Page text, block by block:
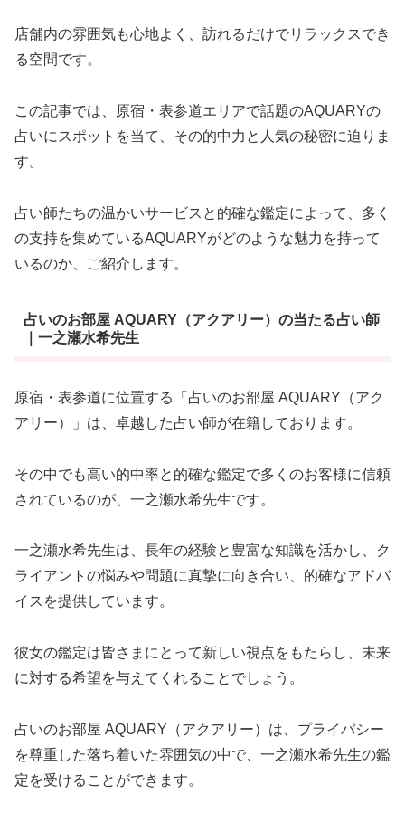
店舗内の雰囲気も心地よく、訪れるだけでリラックスでき
る空間です。
この記事では、原宿・表参道エリアで話題のAQUARYの
占いにスポットを当て、その的中力と人気の秘密に迫りま
す。
占い師たちの温かいサービスと的確な鑑定によって、多く
の支持を集めているAQUARYがどのような魅力を持って
いるのか、ご紹介します。
占いのお部屋 AQUARY（アクアリー）の当たる占い師
｜一之瀬水希先生
原宿・表参道に位置する「占いのお部屋 AQUARY（アク
アリー）」は、卓越した占い師が在籍しております。
その中でも高い的中率と的確な鑑定で多くのお客様に信頼
されているのが、一之瀬水希先生です。
一之瀬水希先生は、長年の経験と豊富な知識を活かし、ク
ライアントの悩みや問題に真摯に向き合い、的確なアドバ
イスを提供しています。
彼女の鑑定は皆さまにとって新しい視点をもたらし、未来
に対する希望を与えてくれることでしょう。
占いのお部屋 AQUARY（アクアリー）は、プライバシー
を尊重した落ち着いた雰囲気の中で、一之瀬水希先生の鑑
定を受けることができます。